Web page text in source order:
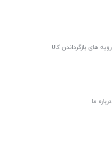
رویه های بازگرداندن کالا
درباره ما